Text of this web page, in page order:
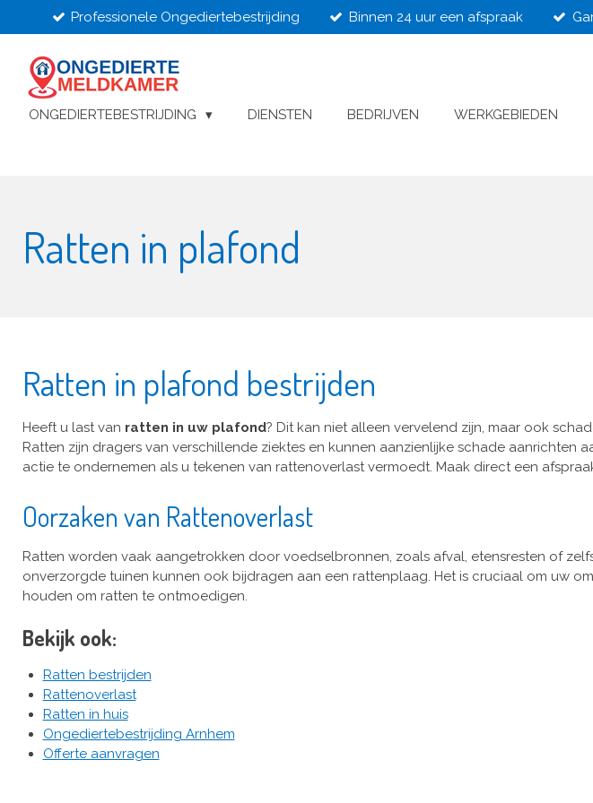
direct
naar
hoofdinhoud
Professionele Ongediertebestrijding Binnen 24 uur een afspraak
ONGEDIERTEBESTRIJDING DIENSTEN BEDRIJVEN WERKGEBIEDEN
Ratten in plafond
Ratten in plafond bestrijden
Heeft u last van ratten in uw plafond? Dit kan niet alleen vervelend zijn, maar ook
Ratten zijn dragers van verschillende ziektes en kunnen aanzienlijke schade aanrichten
actie te ondernemen als u tekenen van rattenoverlast vermoedt. Maak direct een
Oorzaken van Rattenoverlast
Ratten worden vaak aangetrokken door voedselbronnen, zoals afval, etensresten of
onverzorgde tuinen kunnen ook bijdragen aan een rattenplaag. Het is cruciaal om uw
houden om ratten te ontmoedigen.
Bekijk ook:
Ratten bestrijden
Rattenoverlast
Ratten in huis
Ongediertebestrijding Arnhem
Offerte aanvragen